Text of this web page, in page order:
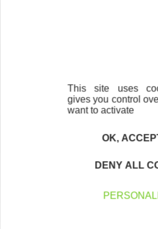
Nos partenaires
This site uses
gives you control
want to activate
OK,
DENY ALL